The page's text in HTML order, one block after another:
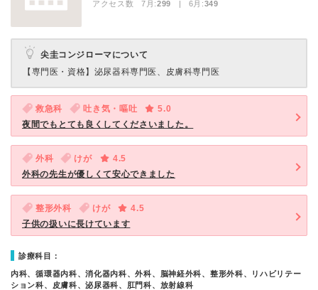
アクセス数 7月:299 | 6月:349
尖圭コンジローマについて
【専門医・資格】 泌尿器科専門医、皮膚科専門医
救急科 吐き気・嘔吐
5.0
夜間でもとても良くしてくださいました。
外科 けが
4.5
外科の先生が優しくて安心できました
整形外科 けが
4.5
子供の扱いに長けています
診療科目：
内科、循環器内科、消化器内科、外科、脳神経外科、整形外科、リハビリテー
ション科、皮膚科、泌尿器科、肛門科、放射線科